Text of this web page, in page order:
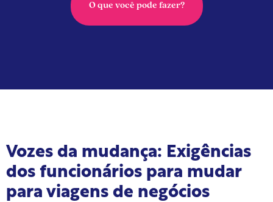
O que você pode fazer?
Vozes da mudança: Exigências
dos funcionários para mudar
para viagens de negócios